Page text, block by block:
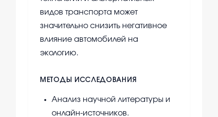
видов транспорта может
значительно снизить негативное
влияние автомобилей на
экологию.
МЕТОДЫ ИССЛЕДОВАНИЯ
Анализ научной литературы и
онлайн-источников.